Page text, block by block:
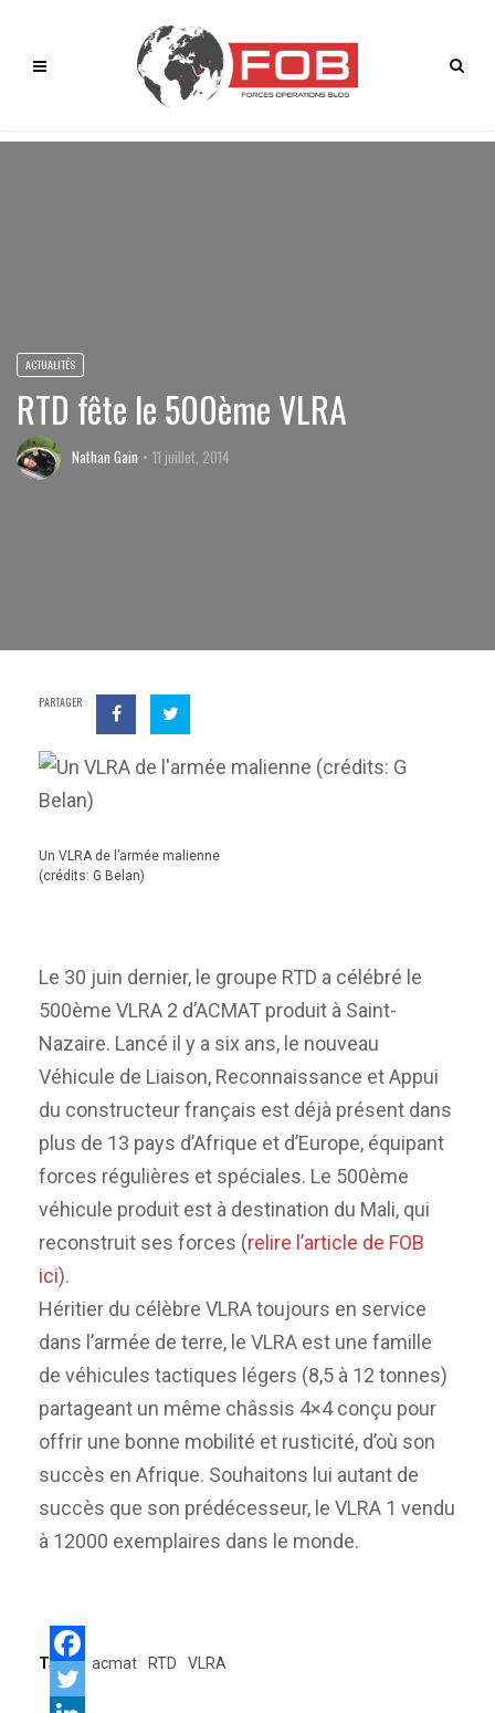
ACTUALITÉS
RTD fête le 500ème VLRA
Nathan Gain 11 juillet, 2014
PARTAGER
Un VLRA de l’armée malienne
(crédits: G Belan)
Le 30 juin dernier, le groupe RTD a célébré le
500ème VLRA 2 d’ACMAT produit à Saint-
Nazaire. Lancé il y a six ans, le nouveau
Véhicule de Liaison, Reconnaissance et Appui
du constructeur français est déjà présent dans
plus de 13 pays d’Afrique et d’Europe, équipant
forces régulières et spéciales. Le 500ème
véhicule produit est à destination du Mali, qui
reconstruit ses forces (relire l’article de FOB
ici).
Héritier du célèbre VLRA toujours en service
dans l’armée de terre, le VLRA est une famille
de véhicules tactiques légers (8,5 à 12 tonnes)
partageant un même châssis 4×4 conçu pour
offrir une bonne mobilité et rusticité, d’où son
succès en Afrique. Souhaitons lui autant de
succès que son prédécesseur, le VLRA 1 vendu
à 12000 exemplaires dans le monde.
Tags: acmat RTD VLRA